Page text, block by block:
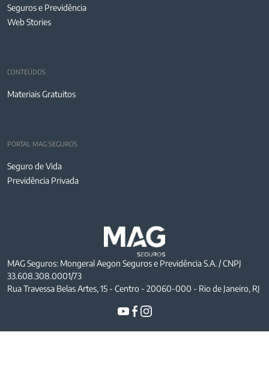
Seguros e Previdência
Web Stories
CONTEÚDOS
Materiais Gratuitos
PORTAL MAG SEGUROS
Seguro de Vida
Previdência Privada
MAG Seguros: Mongeral Aegon Seguros e Previdência S.A. / CNPJ
33.608.308.0001/73
Rua Travessa Belas Artes, 15 - Centro - 20060-000 - Rio de Janeiro, RJ